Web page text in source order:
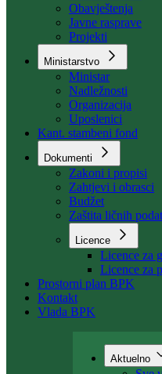
Sve vijesti
Konkursi i oglasi
Javne nabavke
Obavještenja
Javne rasprave
Projekti
Ministarstvo
Ministar
Nadležnosti
Organizacija
Uposlenici
Kant. stambeni fond
Dokumenti
Zakoni i propisi
Zahtjevi i obrasci
Budžet
Zaštita ličnih
Licence
Vlada BPK